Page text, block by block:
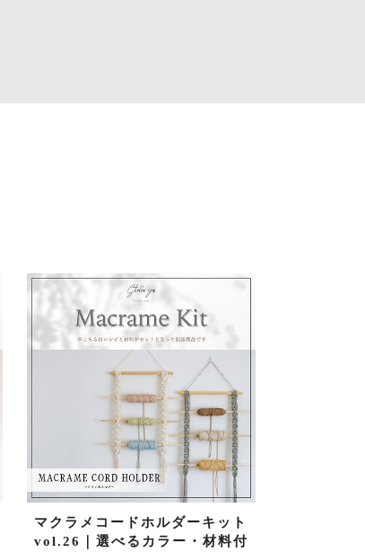
マクラメコードホルダーキット
vol.26｜選べるカラー・材料付